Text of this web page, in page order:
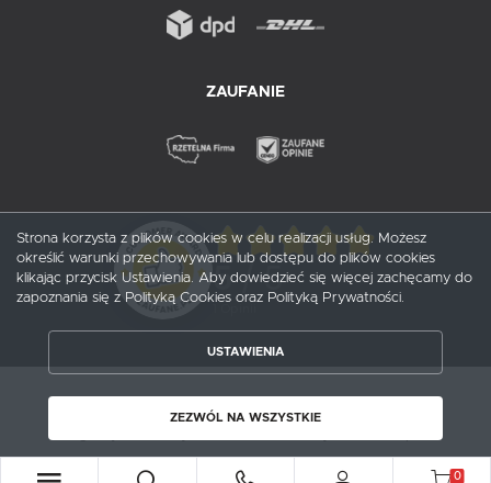
ZAUFANIE
5/ 5
Copyright by probox.pl
0
Strona korzysta z plików cookies w celu realizacji usług. Możesz
określić warunki przechowywania lub dostępu do plików cookies
klikając przycisk Ustawienia. Aby dowiedzieć się więcej zachęcamy do
zapoznania się z Polityką Cookies oraz Polityką Prywatności.
USTAWIENIA
ZEZWÓL NA WSZYSTKIE
ZEZWÓL NA WSZYSTKIE